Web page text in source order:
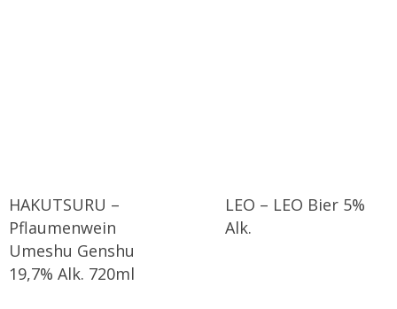
HAKUTSURU –
Pflaumenwein
Umeshu Genshu
19,7% Alk. 720ml
LEO – LEO Bier 5%
Alk.